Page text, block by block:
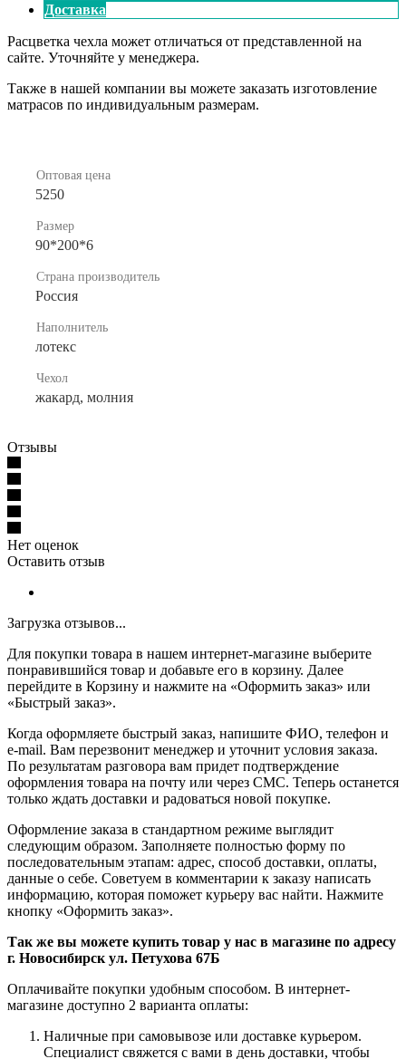
Доставка
Расцветка чехла может отличаться от представленной на
сайте. Уточняйте у менеджера.
Также в нашей компании вы можете заказать изготовление
матрасов по индивидуальным размерам.
Оптовая цена
5250
Размер
90*200*6
Страна производитель
Россия
Наполнитель
лотекс
Чехол
жакард, молния
Отзывы
Нет оценок
Оставить отзыв
Загрузка отзывов...
Для покупки товара в нашем интернет-магазине выберите
понравившийся товар и добавьте его в корзину. Далее
перейдите в Корзину и нажмите на «Оформить заказ» или
«Быстрый заказ».
Когда оформляете быстрый заказ, напишите ФИО, телефон и
e-mail. Вам перезвонит менеджер и уточнит условия заказа.
По результатам разговора вам придет подтверждение
оформления товара на почту или через СМС. Теперь останется
только ждать доставки и радоваться новой покупке.
Оформление заказа в стандартном режиме выглядит
следующим образом. Заполняете полностью форму по
последовательным этапам: адрес, способ доставки, оплаты,
данные о себе. Советуем в комментарии к заказу написать
информацию, которая поможет курьеру вас найти. Нажмите
кнопку «Оформить заказ».
Так же вы можете купить товар у нас в магазине по адресу
г. Новосибирск ул. Петухова 67Б
Оплачивайте покупки удобным способом. В интернет-
магазине доступно 2 варианта оплаты:
Наличные при самовывозе или доставке курьером.
Специалист свяжется с вами в день доставки, чтобы